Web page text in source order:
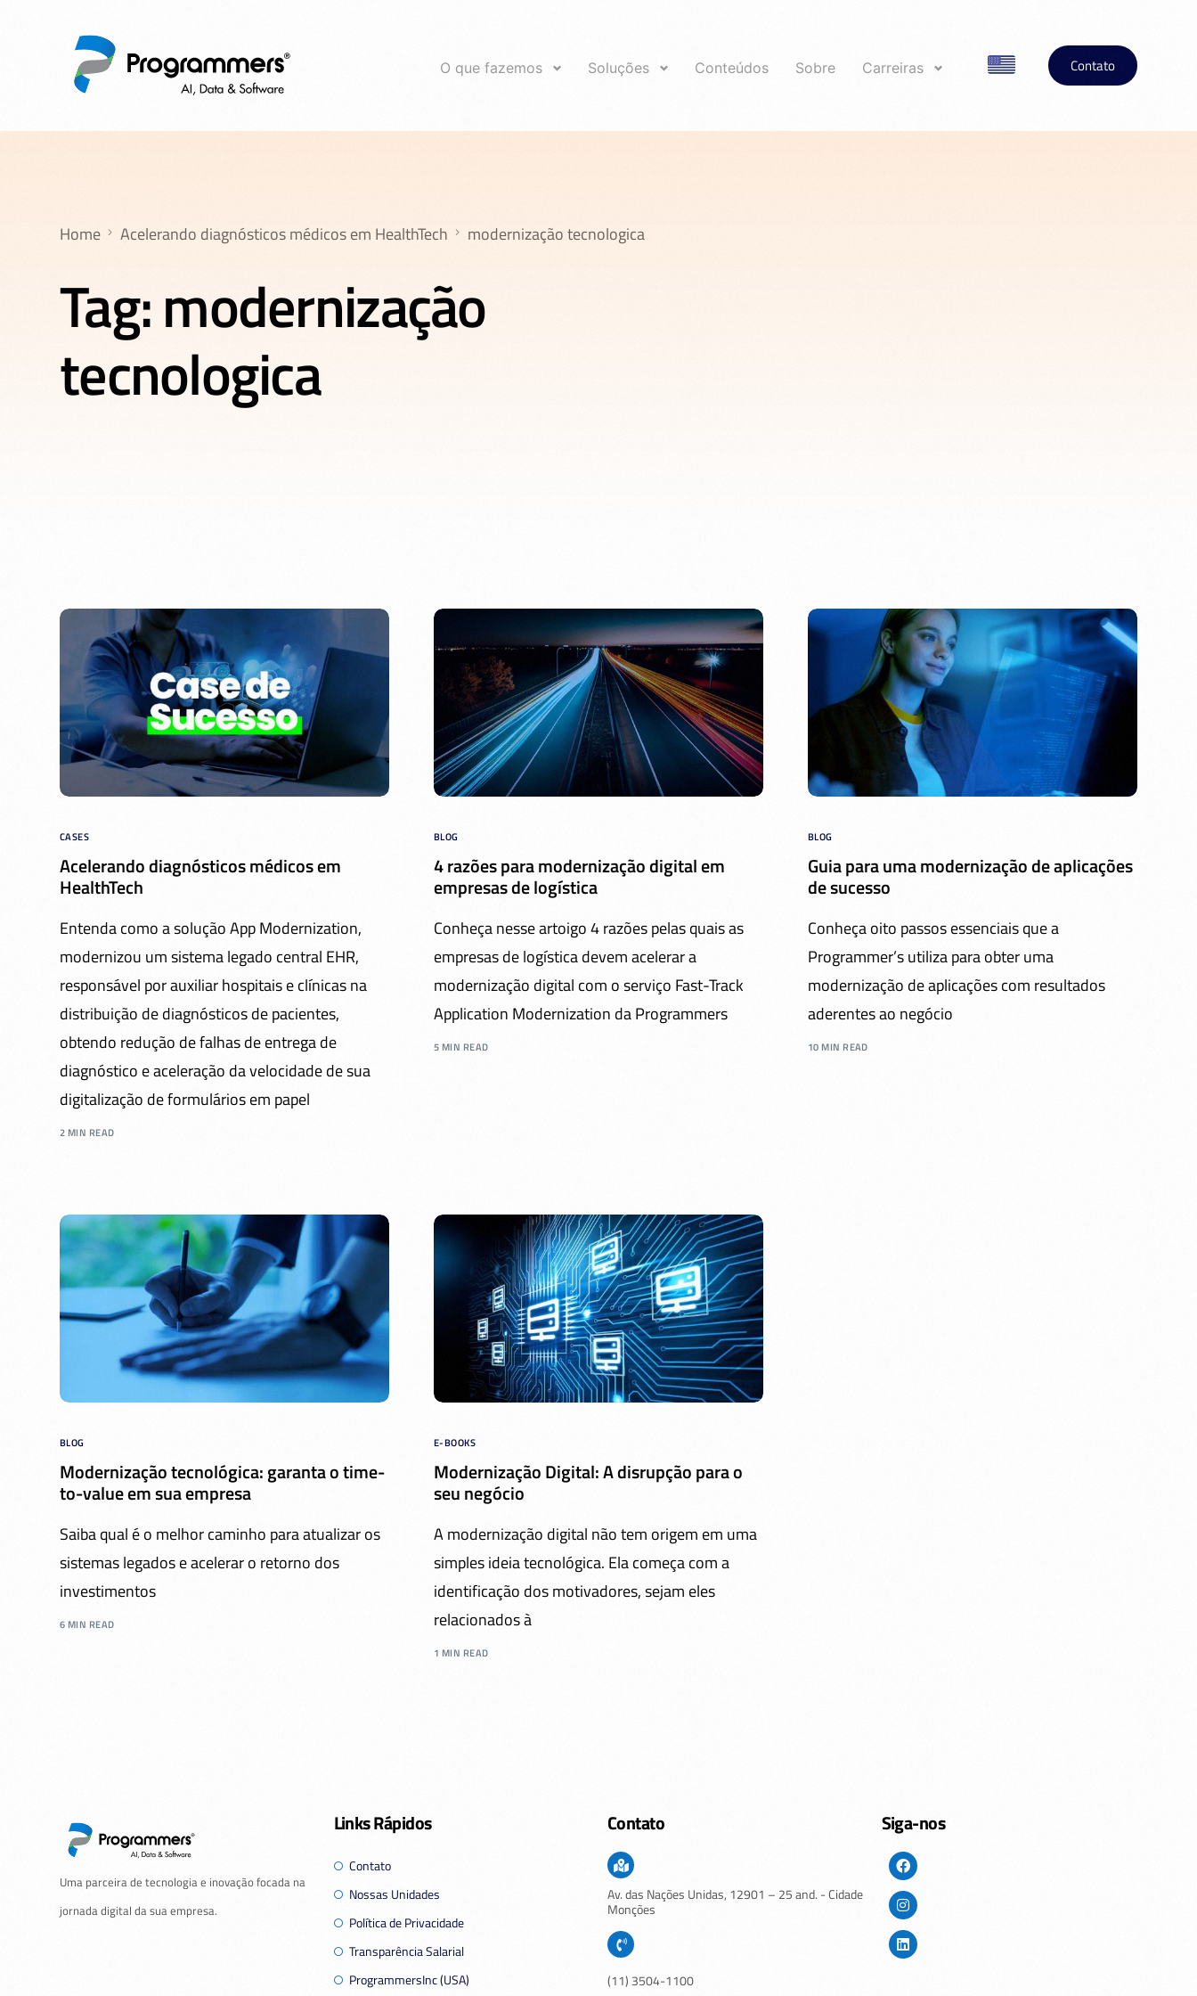
O que fazemos Soluções Conteúdos Sobre Carreiras Contato
Home Acelerando diagnósticos médicos em HealthTech modernização tecnologica
Tag:modernização
tecnologica
CASES
Acelerando diagnósticos médicos em
HealthTech
Entenda como a solução App Modernization,
modernizou um sistema legado central EHR,
responsável por auxiliar hospitais e clínicas na
distribuição de diagnósticos de pacientes,
obtendo redução de falhas de entrega de
diagnóstico e aceleração da velocidade de sua
digitalização de formulários em papel
2 MIN READ
BLOG
4 razões para modernização digital em
empresas de logística
Conheça nesse artoigo 4 razões pelas quais as
empresas de logística devem acelerar a
modernização digital com o serviço Fast-Track
Application Modernization da Programmers
5 MIN READ
BLOG
Guia para uma modernização de aplicações
de sucesso
Conheça oito passos essenciais que a
Programmer’s utiliza para obter uma
modernização de aplicações com resultados
aderentes ao negócio
10 MIN READ
BLOG
Modernização tecnológica: garanta o time-
to-value em sua empresa
Saiba qual é o melhor caminho para atualizar os
sistemas legados e acelerar o retorno dos
investimentos
6 MIN READ
E-BOOKS
Modernização Digital: A disrupção para o
seu negócio
A modernização digital não tem origem em uma
simples ideia tecnológica. Ela começa com a
identificação dos motivadores, sejam eles
relacionados à
1 MIN READ
Uma parceira de tecnologia e inovação focada na
jornada digital da sua empresa.
Links Rápidos
Contato
Nossas Unidades
Política de Privacidade
Transparência Salarial
ProgrammersInc (USA)
Contato
Av. das Nações Unidas, 12901 – 25 and. - Cidade
Monções
(11) 3504-1100
Siga-nos